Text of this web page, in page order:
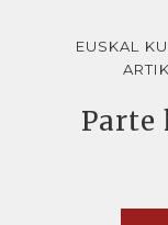
EUSKAL
Parte